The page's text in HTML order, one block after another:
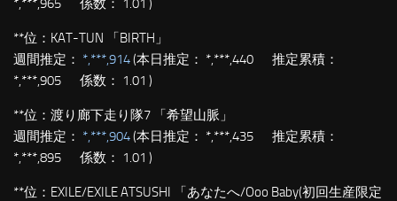
*,***,965 係数： 1.01 )
**位： KAT-TUN 「BIRTH」
週間推定： *,***,914(本日推定： *,***,440 推定累積：
*,***,905 係数： 1.01 )
**位： 渡り廊下走り隊7 「希望山脈」
週間推定： *,***,904(本日推定： *,***,435 推定累積：
*,***,895 係数： 1.01 )
**位： EXILE/EXILE ATSUSHI 「あなたへ/Ooo Baby(初回生産限定